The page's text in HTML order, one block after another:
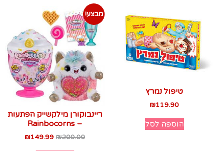
טיפול נמרץ
₪119.90
הוספה לסל
מבצע!
ריינבוקורן מילקשייק הפתעות
– Rainbocorns
₪200.00
₪149.99